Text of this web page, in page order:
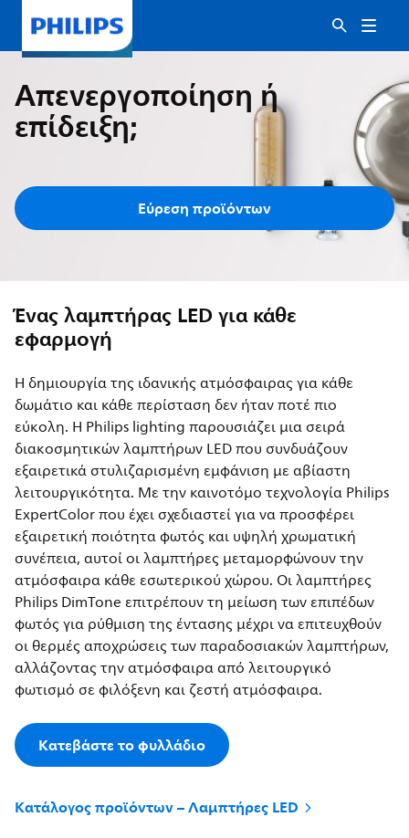
Απενεργοποίηση ή
επίδειξη;
Εύρεση προϊόντων
Ένας λαμπτήρας LED για κάθε
εφαρμογή
Η δημιουργία της ιδανικής ατμόσφαιρας για κάθε
δωμάτιο και κάθε περίσταση δεν ήταν ποτέ πιο
εύκολη. Η Philips lighting παρουσιάζει μια σειρά
διακοσμητικών λαμπτήρων LED που συνδυάζουν
εξαιρετικά στυλιζαρισμένη εμφάνιση με αβίαστη
λειτουργικότητα. Με την καινοτόμο τεχνολογία Philips
ExpertColor που έχει σχεδιαστεί για να προσφέρει
εξαιρετική ποιότητα φωτός και υψηλή χρωματική
συνέπεια, αυτοί οι λαμπτήρες μεταμορφώνουν την
ατμόσφαιρα κάθε εσωτερικού χώρου. Οι λαμπτήρες
Philips DimTone επιτρέπουν τη μείωση των επιπέδων
φωτός για ρύθμιση της έντασης μέχρι να επιτευχθούν
οι θερμές αποχρώσεις των παραδοσιακών λαμπτήρων,
αλλάζοντας την ατμόσφαιρα από λειτουργικό
φωτισμό σε φιλόξενη και ζεστή ατμόσφαιρα.
Κατεβάστε το φυλλάδιο
Κατάλογος προϊόντων – Λαμπτήρες LED